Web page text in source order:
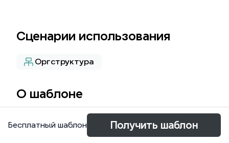
Сценарии использования
Оргструктура
О шаблоне
The Org Optimization mind map template provides
a comprehensive 260-node framework for
Бесплатный шаблон Получить шаблон